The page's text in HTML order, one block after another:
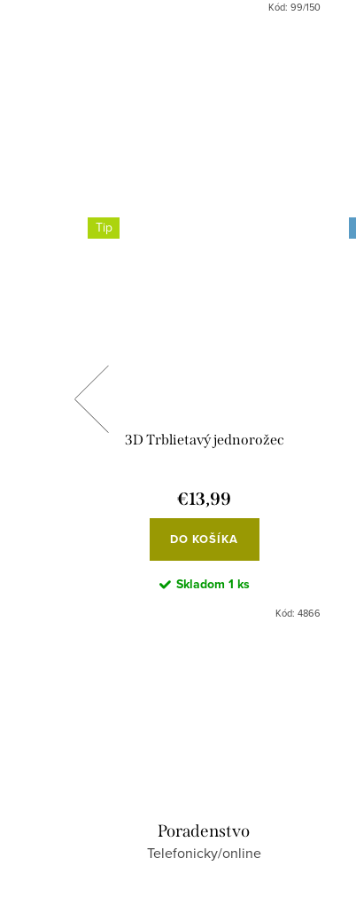
Kód: 99/150
Tip
3D Trblietavý jednorožec
€13,99
DO KOŠÍKA
Skladom 1 ks
Kód: 4866
Poradenstvo
Telefonicky/online